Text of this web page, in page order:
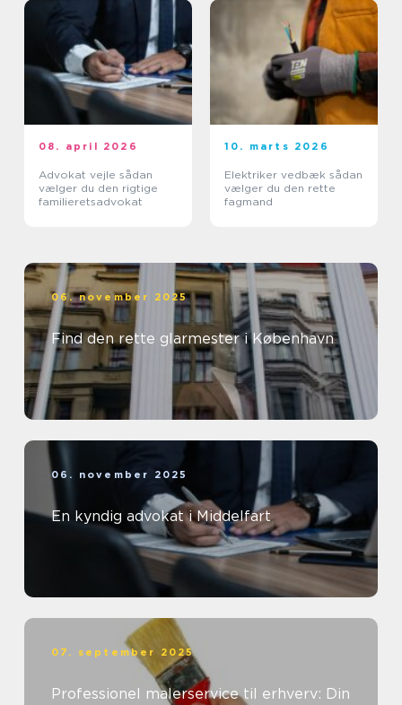
08. april 2026
Advokat vejle sådan
vælger du den rigtige
familieretsadvokat
10. marts 2026
Elektriker vedbæk sådan
vælger du den rette
fagmand
06. november 2025
Find den rette glarmester i København
06. november 2025
En kyndig advokat i Middelfart
07. september 2025
Professionel malerservice til erhverv: Din